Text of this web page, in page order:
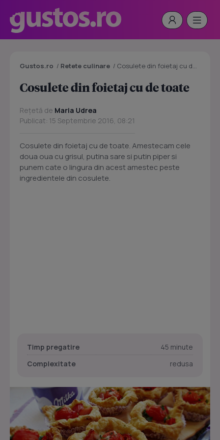
Gustos.ro / Retete culinare / Cosulete din foietaj cu de toate
Cosulete din foietaj cu de toate
Rețetă de Maria Udrea
Publicat: 15 Septembrie 2016, 08:21
Cosulete din foietaj cu de toate. Amestecam cele
doua oua cu grisul, putina sare si putin piper si
punem cate o lingura din acest amestec peste
ingredientele din cosulete.
Timp pregatire
45 minute
Complexitate
redusa